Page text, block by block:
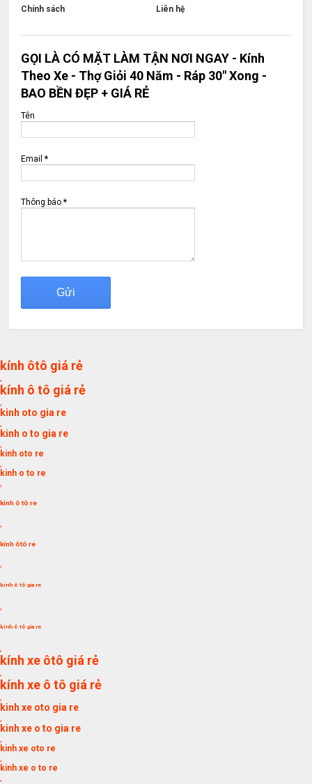
Chính sách Liên hệ
GỌI LÀ CÓ MẶT LÀM TẬN NƠI NGAY - Kính
Theo Xe - Thợ Giỏi 40 Năm - Ráp 30" Xong -
BAO BỀN ĐẸP + GIÁ RẺ
Tên
Email*
Thông báo*
kính ôtô giá rẻ
kính ô tô giá rẻ
kinh oto gia re
kinh o to gia re
kinh oto re
kinh o to re
kính ô tô re
,
kính ôtô re
,
kính ô tô gia re
kính ô tô gia re
,
kính xe ôtô giá rẻ
,
kính xe ô tô giá rẻ
,
kinh xe oto gia re
,
kinh xe o to gia re
,
kinh xe oto re
,
kinh xe o to re
,